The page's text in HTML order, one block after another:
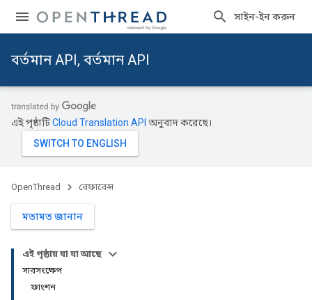
সাইন-ইন করুন
বর্তমান API, বর্তমান API
এই পৃষ্ঠাটিCloud Translation API অনুবাদ করেছে।
OpenThread রেফারেন্স
মতামত জানান
এই পৃষ্ঠায় যা যা আছে
সারসংক্ষেপ
ফাংশন